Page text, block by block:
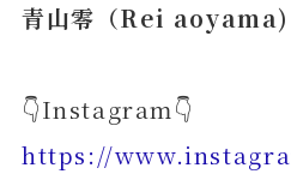
青山零（Rei aoyama)
👇Instagram👇
https://